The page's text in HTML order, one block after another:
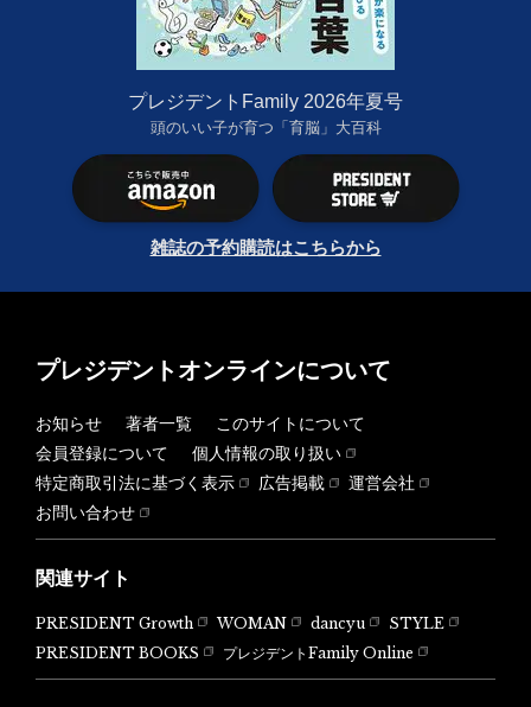
プレジデントFamily 2026年夏号
頭のいい子が育つ「育脳」大百科
雑誌の予約購読はこちらから
プレジデントオンラインについて
お知らせ 著者一覧
このサイトについて
会員登録について
個人情報の取り扱い
特定商取引法に基づく表示
広告掲載
運営会社
お問い合わせ
関連サイト
PRESIDENT Growth WOMAN dancyu
STYLE
PRESIDENT BOOKS
プレジデントFamily Online